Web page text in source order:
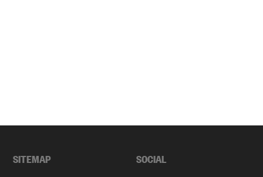
SITEMAP SOCIAL